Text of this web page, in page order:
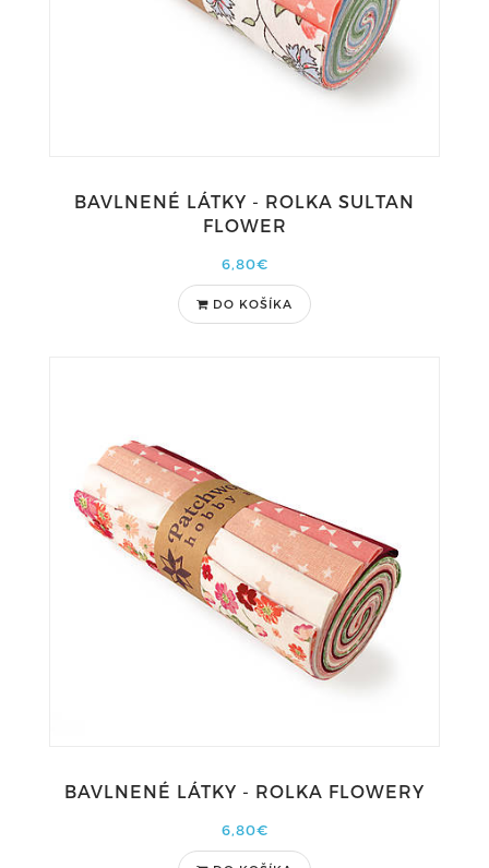
BAVLNENÉ LÁTKY - ROLKA SULTAN
FLOWER
6,80€
DO KOŠÍKA
BAVLNENÉ LÁTKY - ROLKA FLOWERY
6,80€